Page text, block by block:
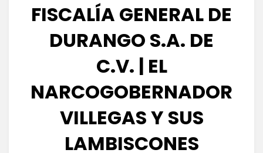
FISCALÍA GENERAL DE
DURANGO S.A. DE
C.V. | EL
NARCOGOBERNADOR
VILLEGAS Y SUS
LAMBISCONES